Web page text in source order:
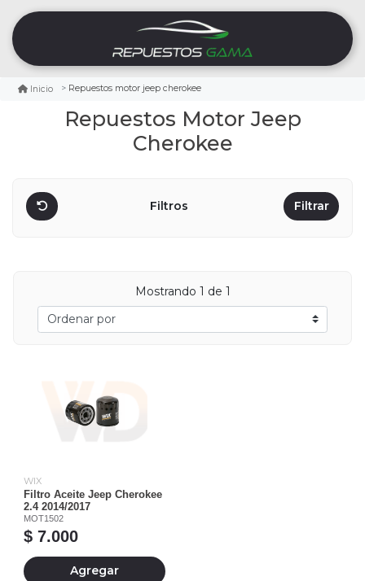
Inicio Repuestos motor jeep cherokee
Repuestos Motor Jeep
Cherokee
Filtros Filtrar
Mostrando 1 de 1
WIX
Filtro Aceite Jeep Cherokee
2.4 2014/2017
MOT1502
$ 7.000
Agregar